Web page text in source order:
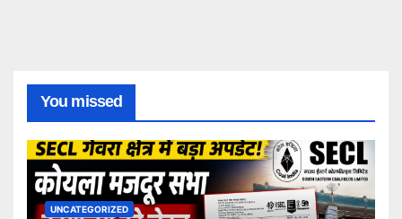
You missed
UNCATEGORIZED